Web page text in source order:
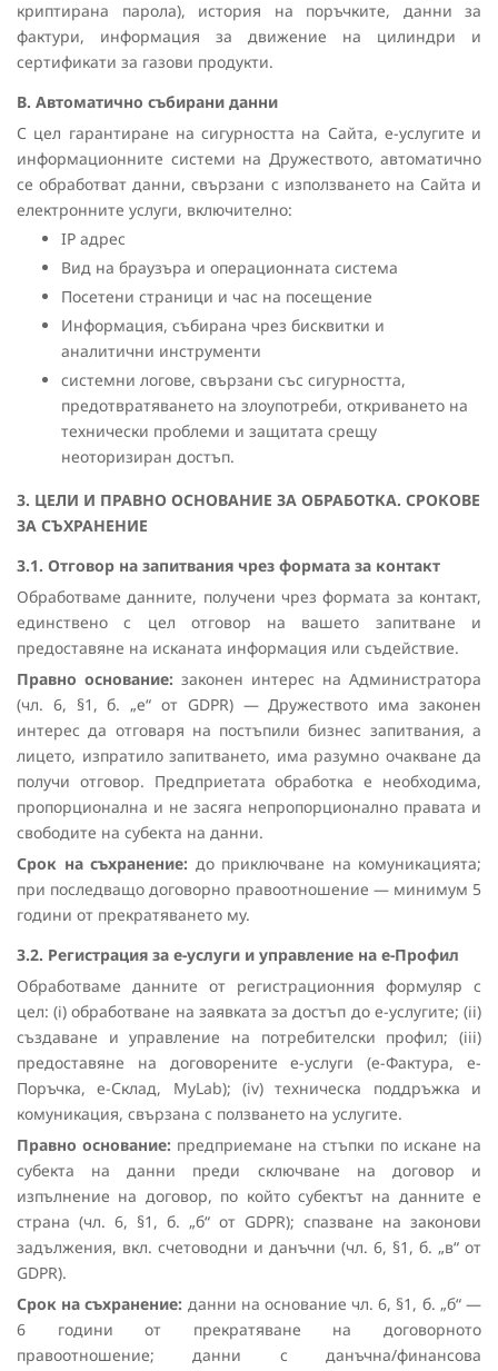
криптирана парола), история на поръчките, данни за
фактури, информация за движение на цилиндри и
сертификати за газови продукти.
В. Автоматично събирани данни
С цел гарантиране на сигурността на Сайта, е-услугите и
информационните системи на Дружеството, автоматично
се обработват данни, свързани с използването на Сайта и
електронните услуги, включително:
IP адрес
Вид на браузъра и операционната система
Посетени страници и час на посещение
Информация, събирана чрез бисквитки и
аналитични инструменти
системни логове, свързани със сигурността,
предотвратяването на злоупотреби, откриването на
технически проблеми и защитата срещу
неоторизиран достъп.
3. ЦЕЛИ И ПРАВНО ОСНОВАНИЕ ЗА ОБРАБОТКА. СРОКОВЕ
ЗА СЪХРАНЕНИЕ
3.1. Отговор на запитвания чрез формата за контакт
Обработваме данните, получени чрез формата за контакт,
единствено с цел отговор на вашето запитване и
предоставяне на исканата информация или съдействие.
Правно основание: законен интерес на Администратора
(чл. 6, §1, б. „е“ от GDPR) — Дружеството има законен
интерес да отговаря на постъпили бизнес запитвания, а
лицето, изпратило запитването, има разумно очакване да
получи отговор. Предприетата обработка е необходима,
пропорционална и не засяга непропорционално правата и
свободите на субекта на данни.
Срок на съхранение: до приключване на комуникацията;
при последващо договорно правоотношение — минимум 5
години от прекратяването му.
3.2. Регистрация за е-услуги и управление на е-Профил
Обработваме данните от регистрационния формуляр с
цел: (i) обработване на заявката за достъп до е-услугите; (ii)
създаване и управление на потребителски профил; (iii)
предоставяне на договорените е-услуги (е-Фактура, е-
Поръчка, е-Склад, MyLab); (iv) техническа поддръжка и
комуникация, свързана с ползването на услугите.
Правно основание: предприемане на стъпки по искане на
субекта на данни преди сключване на договор и
изпълнение на договор, по който субектът на данните е
страна (чл. 6, §1, б. „б“ от GDPR); спазване на законови
задължения, вкл. счетоводни и данъчни (чл. 6, §1, б. „в“ от
GDPR).
Срок на съхранение: данни на основание чл. 6, §1, б. „б“ —
6 години от прекратяване на договорното
правоотношение; данни с данъчна/финансова